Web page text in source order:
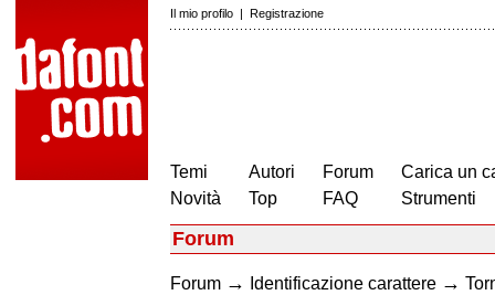
Il mio profilo | Registrazione
Temi
Novità
Autori
Top
Forum
FAQ
Carica un
Strumenti
Forum
Forum → Identificazione carattere →